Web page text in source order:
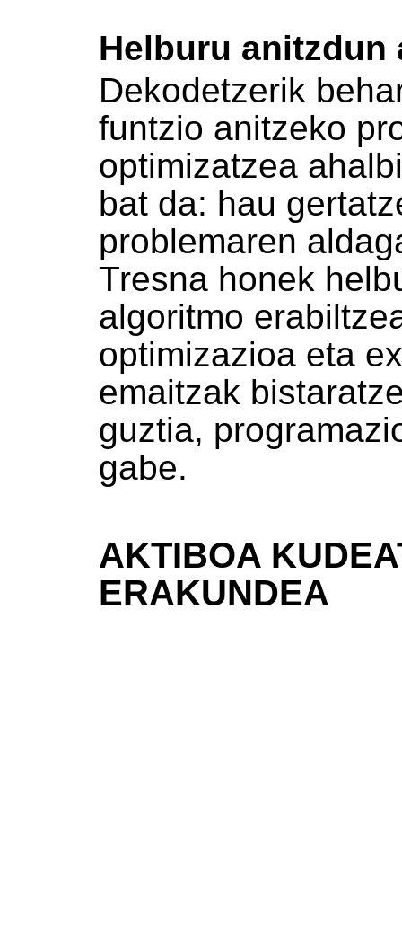
Helburu anitzdun
Dekodetzerik
funtzio anitzeko
optimizatzea
bat da: hau
problemaren
Tresna honek
algoritmo
optimizazioa eta
emaitzak
guztia,
gabe.
AKTIBOA
ERAKUNDEA